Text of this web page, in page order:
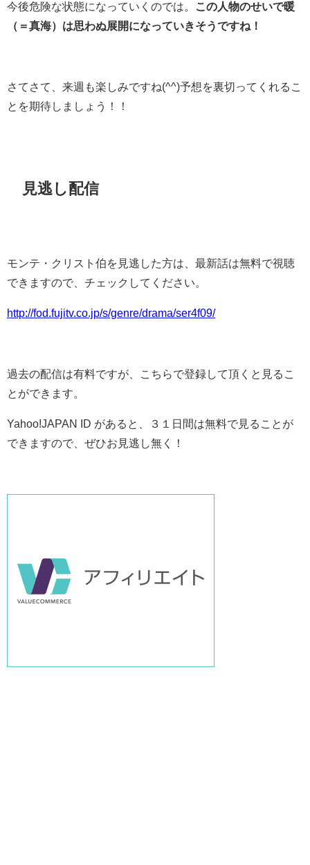
今後危険な状態になっていくのでは。
この人物のせいで暖
（＝真海）は思わぬ展開になっていきそうですね！
さてさて、来週も楽しみですね(^^)予想を裏切ってくれるこ
とを期待しましょう！！
見逃し配信
モンテ・クリスト伯を見逃した方は、最新話は無料で視聴
できますので、チェックしてください。
http://fod.fujitv.co.jp/s/genre/drama/ser4f09/
過去の配信は有料ですが、こちらで登録して頂くと見るこ
とができます。
Yahoo!JAPAN ID があると、３１日間は無料で見ることが
できますので、ぜひお見逃し無く！